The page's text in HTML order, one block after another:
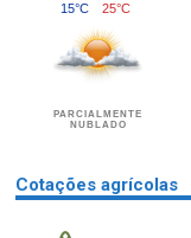
15°C 25°C
PARCIALMENTE
NUBLADO
Cotações agrícolas